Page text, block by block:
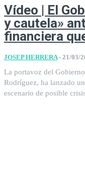
Vídeo | El
y cautela»
financiera
JOSEP HERRERA - 21/03/
La portavoz del
Rodríguez, ha lanzado
escenario de posible